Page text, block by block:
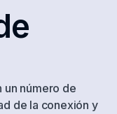
un número de
de la conexión y